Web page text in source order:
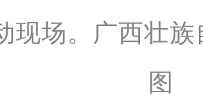
现场。广西壮
图